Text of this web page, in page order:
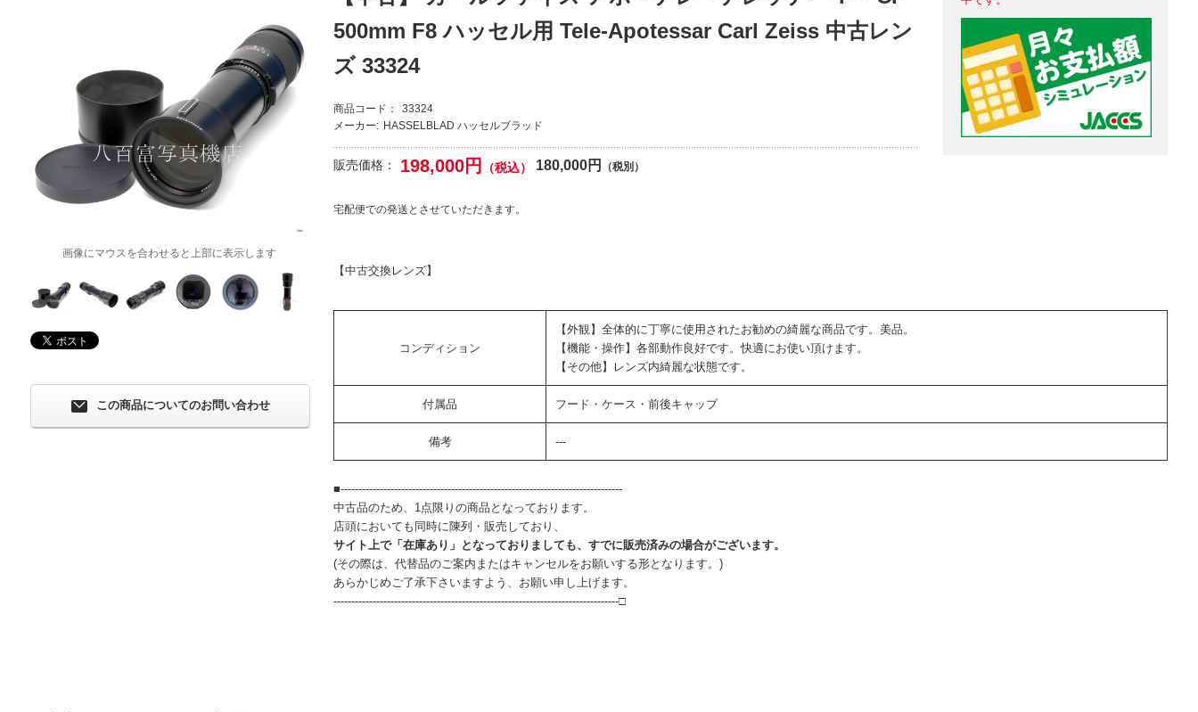
500mm F8 ハッセル用 Tele-Apotessar Carl Zeiss 中古レン
ズ 33324
商品コード：
33324
メーカー: HASSELBLAD ハッセルブラッド
販売価格： 198,000円 （税込） 180,000円 （税別）
宅配便での発送とさせていただきます。
【中古交換レンズ】
コンディション
【外観】全体的に丁寧に使用されたお勧めの綺麗な商品です。美品。
【機能・操作】各部動作良好です。快適にお使い頂けます。
【その他】レンズ内綺麗な状態です。
付属品 フード・ケース・前後キャップ
備考 ---
■-------------------------------------------------------------------------------
中古品のため、1点限りの商品となっております。
店頭においても同時に陳列・販売しており、
サイト上で「在庫あり」となっておりましても、すでに販売済みの場合がございます。
(その際は、代替品のご案内またはキャンセルをお願いする形となります。)
あらかじめご了承下さいますよう、お願い申し上げます。
--------------------------------------------------------------------------------□
画像にマウスを合わせると上部に表示します
この商品についてのお問い合わせ